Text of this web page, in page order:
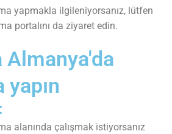
yapmakla ilgileniyorsanız, lütfen
portalını da ziyaret edin.
Almanya'da
yapın
alanında çalışmak istiyorsanız